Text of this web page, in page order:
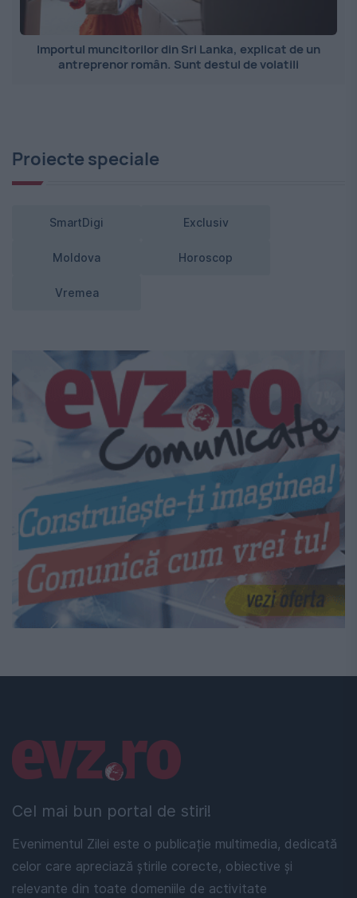
Importul muncitorilor din Sri Lanka, explicat de un
antreprenor român. Sunt destul de volatili
Proiecte speciale
SmartDigi Exclusiv
Moldova Horoscop
Vremea
Cel mai bun portal de stiri!
Evenimentul Zilei este o publicație multimedia, dedicată
celor care apreciază știrile corecte, obiective și
relevante din toate domeniile de activitate
Linkuri utile